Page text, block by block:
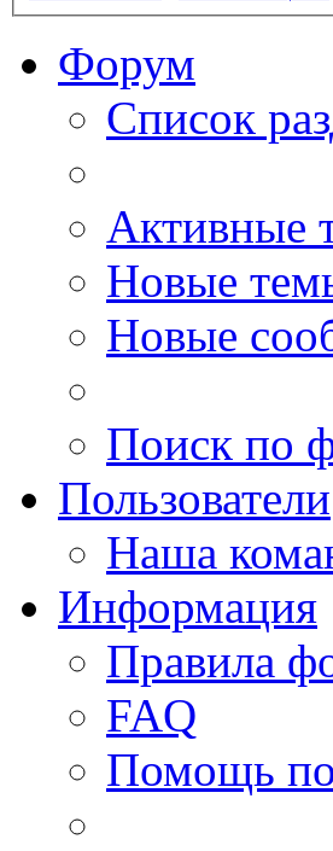
Форум
Список
Активные
Новые
Новые
Поиск по
Пользователи
Наша
Информация
Правила
FAQ
Помощь